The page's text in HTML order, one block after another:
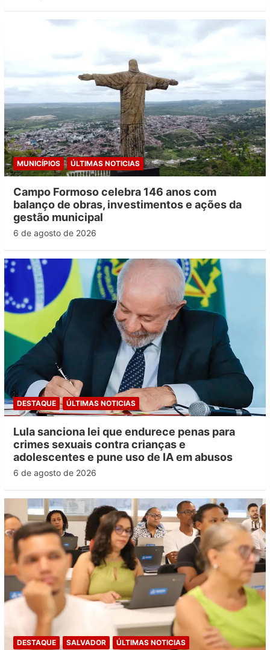
MUNICÍPIOS ÚLTIMAS NOTICIAS
Campo Formoso celebra 146 anos com
balanço de obras, investimentos e ações da
gestão municipal
6 de agosto de 2026
DESTAQUE ÚLTIMAS NOTICIAS
Lula sanciona lei que endurece penas para
crimes sexuais contra crianças e
adolescentes e pune uso de IA em abusos
6 de agosto de 2026
DESTAQUE SALVADOR ÚLTIMAS NOTICIAS